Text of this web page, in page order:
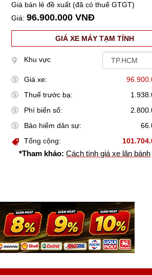
Giá bán lẻ đề xuất (đã có thuế GTGT)
Giá:96.900.000 VNĐ
GIÁ XE MÁY TẠM TÍNH
Khu vực
Giá xe:
Thuế trước bạ:
Phí biển số:
Bảo hiểm dân sự:
Tổng cộng:
*Tham khảo: Cách tính giá xe lăn bánh